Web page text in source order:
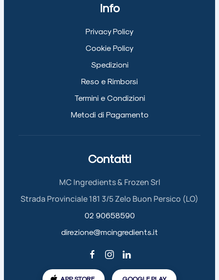
Info
Privacy Policy
Cookie Policy
Spedizioni
Reso e Rimborsi
Termini e Condizioni
Metodi di Pagamento
Contatti
MC Ingredients & Frozen Srl
Strada Provinciale 181 3/5 Zelo Buon Persico (LO)
02 90658590
direzione@mcingredients.it